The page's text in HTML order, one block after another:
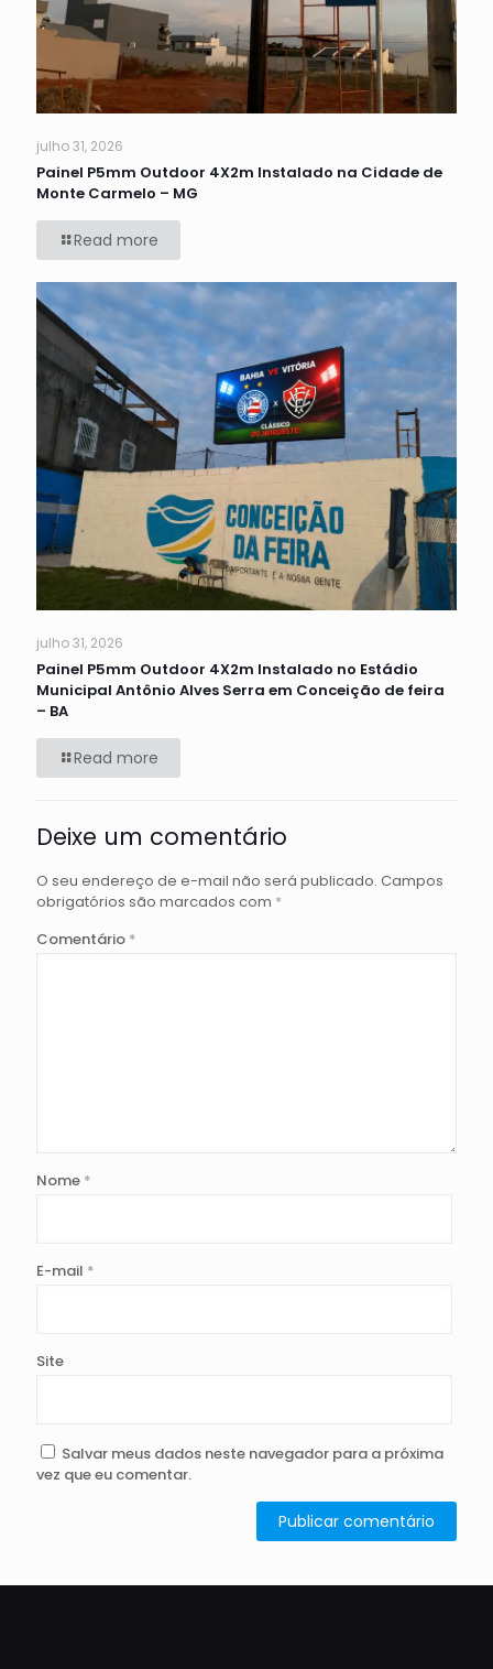
julho 31, 2026
Painel P5mm Outdoor 4X2m Instalado na Cidade de
Monte Carmelo – MG
Read more
julho 31, 2026
Painel P5mm Outdoor 4X2m Instalado no Estádio
Municipal Antônio Alves Serra em Conceição de feira
– BA
Read more
Deixe um comentário
O seu endereço de e-mail não será publicado. Campos
obrigatórios são marcados com *
Comentário *
Nome *
E-mail *
Site
Salvar meus dados neste navegador para a próxima
vez que eu comentar.